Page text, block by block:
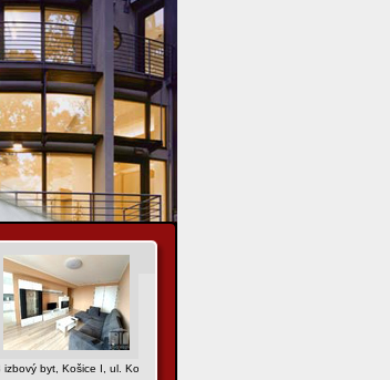
izbový byt, Košice I, ul. Komenského